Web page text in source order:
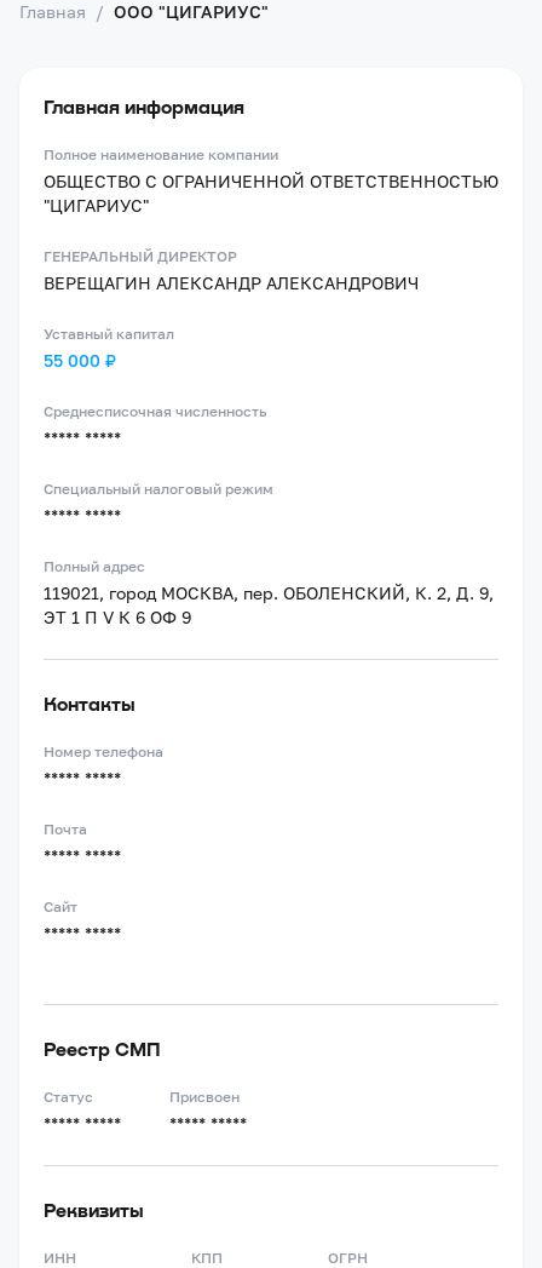
Главная / ООО "ЦИГАРИУС"
Главная информация
Полное наименование компании
ОБЩЕСТВО С ОГРАНИЧЕННОЙ ОТВЕТСТВЕННОСТЬЮ
"ЦИГАРИУС"
ГЕНЕРАЛЬНЫЙ ДИРЕКТОР
ВЕРЕЩАГИН АЛЕКСАНДР АЛЕКСАНДРОВИЧ
Уставный капитал
55 000 ₽
Среднесписочная численность
***** *****
Специальный налоговый режим
***** *****
Полный адрес
119021, город МОСКВА, пер. ОБОЛЕНСКИЙ, К. 2, Д. 9,
ЭТ 1 П V К 6 ОФ 9
Контакты
Номер телефона
***** *****
Почта
***** *****
Сайт
***** *****
Реестр СМП
Статус
***** *****
Присвоен
***** *****
Реквизиты
ИНН КПП ОГРН